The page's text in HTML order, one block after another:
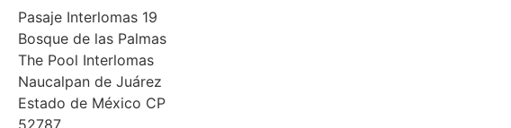
Pasaje Interlomas 19
Bosque de las Palmas
The Pool Interlomas
Naucalpan de Juárez
Estado de México CP